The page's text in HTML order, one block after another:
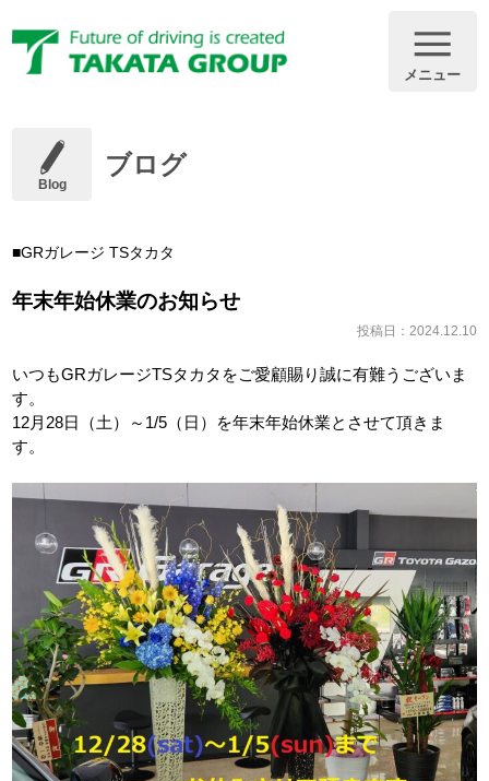
メニュー
Blog
ブログ
GRガレージ TSタカタ
年末年始休業のお知らせ
投稿日：2024.12.10
いつもGRガレージTSタカタをご愛顧賜り誠に有難うございま
す。
12月28日（土）～1/5（日）を年末年始休業とさせて頂きま
す。